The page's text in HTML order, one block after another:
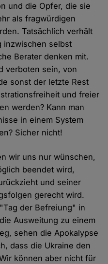
und die Opfer, die sie
als fragwürdigen
Tatsächlich verhält
inzwischen selbst
Berater denken mit.
verboten sein, von
sonst der letzte Rest
und freier
werden? Kann man
in einem System
Sicher nicht!
wir uns nur wünschen,
beendet wird,
und seiner
gerecht wird.
der Befreiung" in
Ausweitung zu einem
sehen die Apokalypse
dass die Ukraine den
können aber nicht für